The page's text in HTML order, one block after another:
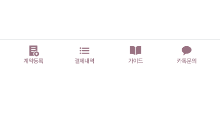
계약등록 결제내역 가이드 카톡문의